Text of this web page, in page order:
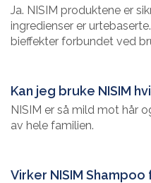
Ja. NISIM produktene er
ingredienser er
bieffekter forbundet ved
Kan jeg bruke NISIM
NISIM er så mild mot hår
av hele familien.
Virker NISIM